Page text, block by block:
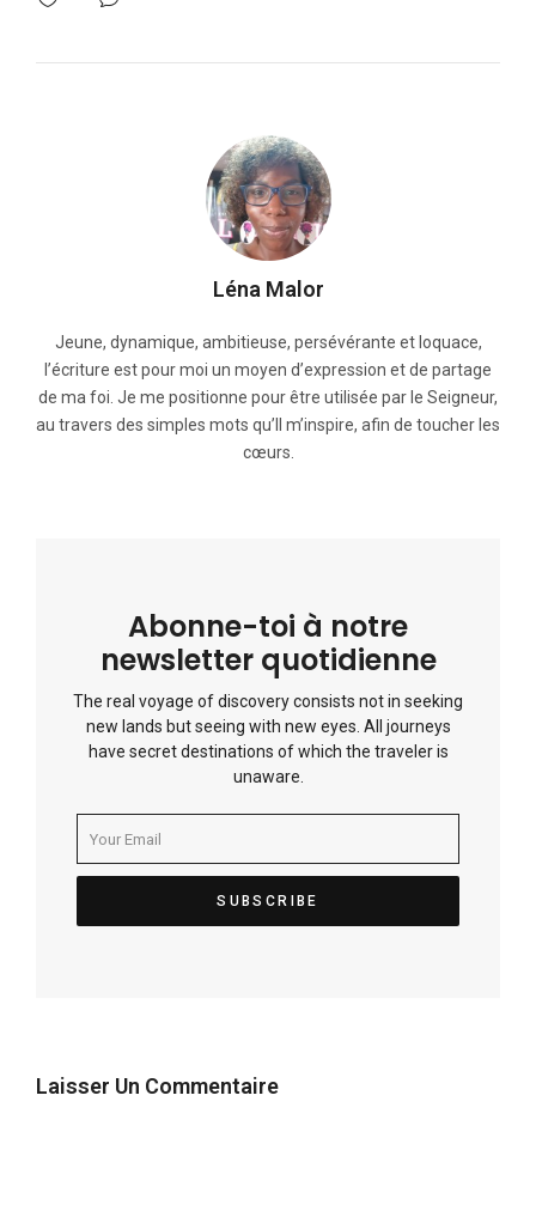
Léna Malor
Jeune, dynamique, ambitieuse, persévérante et loquace,
l’écriture est pour moi un moyen d’expression et de partage
de ma foi. Je me positionne pour être utilisée par le Seigneur,
au travers des simples mots qu’Il m’inspire, afin de toucher les
cœurs.
Abonne-toi à notre
newsletter quotidienne
The real voyage of discovery consists not in seeking
new lands but seeing with new eyes. All journeys
have secret destinations of which the traveler is
unaware.
Laisser Un Commentaire